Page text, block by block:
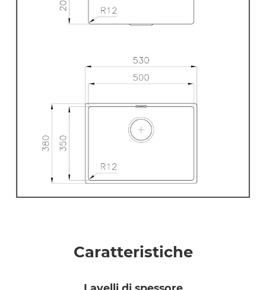
Caratteristiche